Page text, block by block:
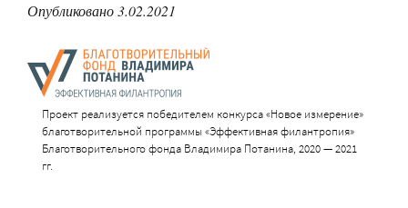
Опубликовано 3.02.2021
Проект реализуется победителем конкурса «Новое измерение»
благотворительной программы «Эффективная филантропия»
Благотворительного фонда Владимира Потанина, 2020 — 2021
гг.